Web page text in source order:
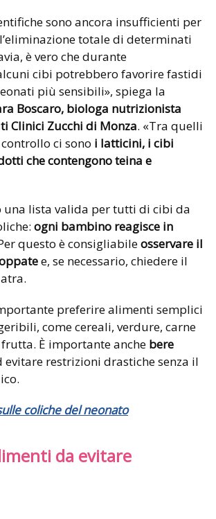
sono ancora insufficienti per
totale di determinati
è vero che durante
cibi potrebbero favorire fastidi
più sensibili», spiega la
Boscaro, biologa nutrizionista
Clinici Zucchi di Monza. «Tra quelli
ci sono i latticini, i cibi
che contengono teina e
una lista valida per tutti di cibi da
ogni bambino reagisce in
questo è consigliabileosservare il
e, se necessario, chiedere il
preferire alimenti semplici
come cereali, verdure, carne
frutta. È importante anche bere
evitare restrizioni drastiche senza il
coliche del neonato
da evitare